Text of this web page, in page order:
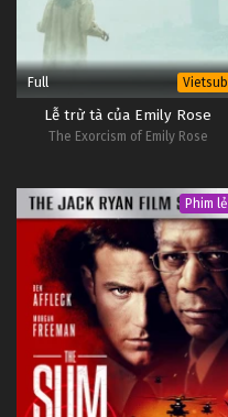
Full Vietsub
Lễ trừ tà của Emily Rose
The Exorcism of Emily Rose
Phim lẻ